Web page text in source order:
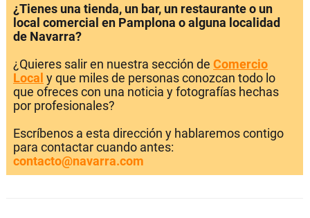
¿Tienes una tienda, un bar, un restaurante o un
local comercial en Pamplona o alguna localidad
de Navarra?
¿Quieres salir en nuestra sección de Comercio
Local y que miles de personas conozcan todo lo
que ofreces con una noticia y fotografías hechas
por profesionales?
Escríbenos a esta dirección y hablaremos contigo
para contactar cuando antes:
contacto@navarra.com